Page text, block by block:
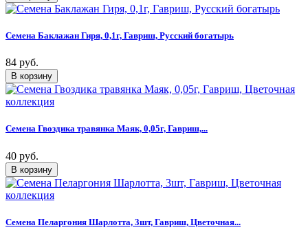
Семена Баклажан Гиря, 0,1г, Гавриш, Русский богатырь
84 руб.
Семена Гвоздика травянка Маяк, 0,05г, Гавриш,...
40 руб.
Семена Пеларгония Шарлотта, 3шт, Гавриш, Цветочная...